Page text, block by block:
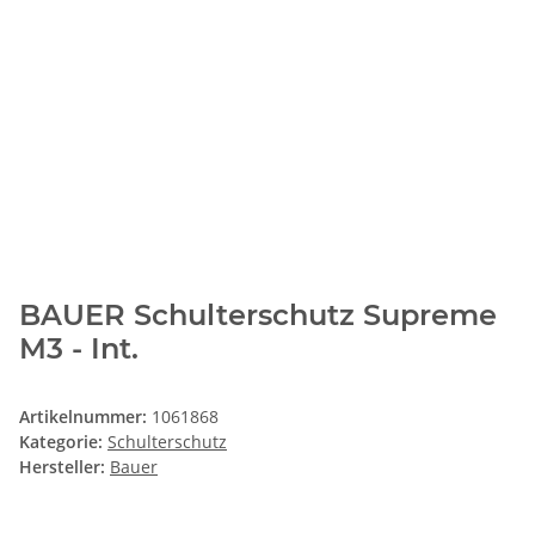
BAUER Schulterschutz Supreme
M3 - Int.
Artikelnummer: 1061868
Kategorie: Schulterschutz
Hersteller: Bauer